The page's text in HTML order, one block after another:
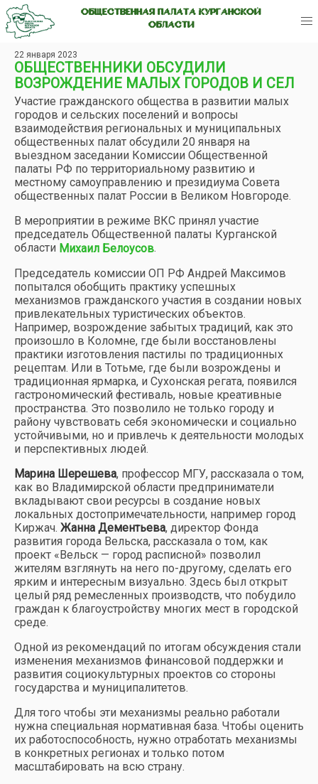
ОБЩЕСТВЕННАЯ ПАЛАТА КУРГАНСКОЙ
ОБЛАСТИ
22 января 2023
ОБЩЕСТВЕННИКИ ОБСУДИЛИ
ВОЗРОЖДЕНИЕ МАЛЫХ ГОРОДОВ И СЕЛ
Участие гражданского общества в развитии малых
городов и сельских поселений и вопросы
взаимодействия региональных и муниципальных
общественных палат обсудили 20 января на
выездном заседании Комиссии Общественной
палаты РФ по территориальному развитию и
местному самоуправлению и президиума Совета
общественных палат России в Великом Новгороде.
В мероприятии в режиме ВКС принял участие
председатель Общественной палаты Курганской
области Михаил Белоусов.
Председатель комиссии ОП РФ Андрей Максимов
попытался обобщить практику успешных
механизмов гражданского участия в создании новых
привлекательных туристических объектов.
Например, возрождение забытых традиций, как это
произошло в Коломне, где были восстановлены
практики изготовления пастилы по традиционных
рецептам. Или в Тотьме, где были возрождены и
традиционная ярмарка, и Сухонская регата, появился
гастрономический фестиваль, новые креативные
пространства. Это позволило не только городу и
району чувствовать себя экономически и социально
устойчивыми, но и привлечь к деятельности молодых
и перспективных людей.
Марина Шерешева, профессор МГУ, рассказала о том,
как во Владимирской области предприниматели
вкладывают свои ресурсы в создание новых
локальных достопримечательности, например город
Киржач. Жанна Дементьева, директор Фонда
развития города Вельска, рассказала о том, как
проект «Вельск — город расписной» позволил
жителям взглянуть на него по-другому, сделать его
ярким и интересным визуально. Здесь был открыт
целый ряд ремесленных производств, что побудило
граждан к благоустройству многих мест в городской
среде.
Одной из рекомендаций по итогам обсуждения стали
изменения механизмов финансовой поддержки и
развития социокультурных проектов со стороны
государства и муниципалитетов.
Для того чтобы эти механизмы реально работали
нужна специальная нормативная база. Чтобы оценить
их работоспособность, нужно отработать механизмы
в конкретных регионах и только потом
масштабировать на всю страну.